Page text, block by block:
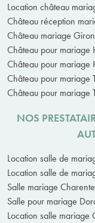
Location château
Château réception
Château mariage
Château pour mariage
Château pour mariage
Château pour mariage
Château pour mariage
NOS
Location salle de
Location salle de
Salle mariage Charente
Salle pour mariage
Location salle mariage